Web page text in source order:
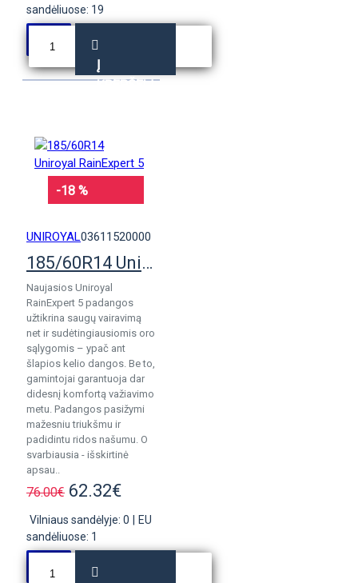
sandėliuose: 19
Į
KREPŠELĮ
-18 %
UNIROYAL03611520000
185/60R14 Uniroyal RainExpert 5
Naujasios Uniroyal
RainExpert 5 padangos
užtikrina saugų vairavimą
net ir sudėtingiausiomis oro
sąlygomis – ypač ant
šlapios kelio dangos. Be to,
gamintojai garantuoja dar
didesnį komfortą važiavimo
metu. Padangos pasižymi
mažesniu triukšmu ir
padidintu ridos našumu. O
svarbiausia - išskirtinė
apsau..
76.00€ 62.32€
Vilniaus sandėlyje: 0
EU
sandėliuose: 1